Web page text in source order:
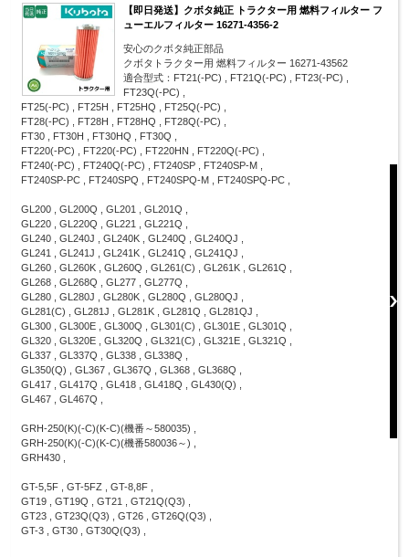
【即日発送】クボタ純正 トラクター用 燃料フィルター フ
ューエルフィルター 16271-4356-2
安心のクボタ純正部品
クボタトラクター用 燃料フィルター 16271-43562
適合型式：FT21(-PC) , FT21Q(-PC) , FT23(-PC) ,
FT23Q(-PC) ,
FT25(-PC) , FT25H , FT25HQ , FT25Q(-PC) ,
FT28(-PC) , FT28H , FT28HQ , FT28Q(-PC) ,
FT30 , FT30H , FT30HQ , FT30Q ,
FT220(-PC) , FT220(-PC) , FT220HN , FT220Q(-PC) ,
FT240(-PC) , FT240Q(-PC) , FT240SP , FT240SP-M ,
FT240SP-PC , FT240SPQ , FT240SPQ-M , FT240SPQ-PC ,
GL200 , GL200Q , GL201 , GL201Q ,
GL220 , GL220Q , GL221 , GL221Q ,
GL240 , GL240J , GL240K , GL240Q , GL240QJ ,
GL241 , GL241J , GL241K , GL241Q , GL241QJ ,
GL260 , GL260K , GL260Q , GL261(C) , GL261K , GL261Q ,
GL268 , GL268Q , GL277 , GL277Q ,
GL280 , GL280J , GL280K , GL280Q , GL280QJ ,
GL281(C) , GL281J , GL281K , GL281Q , GL281QJ ,
GL300 , GL300E , GL300Q , GL301(C) , GL301E , GL301Q ,
GL320 , GL320E , GL320Q , GL321(C) , GL321E , GL321Q ,
GL337 , GL337Q , GL338 , GL338Q ,
GL350(Q) , GL367 , GL367Q , GL368 , GL368Q ,
GL417 , GL417Q , GL418 , GL418Q , GL430(Q) ,
GL467 , GL467Q ,
GRH-250(K)(-C)(K-C)(機番～580035) ,
GRH-250(K)(-C)(K-C)(機番580036～) ,
GRH430 ,
GT-5,5F , GT-5FZ , GT-8,8F ,
GT19 , GT19Q , GT21 , GT21Q(Q3) ,
GT23 , GT23Q(Q3) , GT26 , GT26Q(Q3) ,
GT-3 , GT30 , GT30Q(Q3) ,